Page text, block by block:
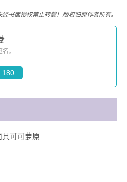
书面授权禁止转载！版权归原作者所有。
。
180
具可可萝原